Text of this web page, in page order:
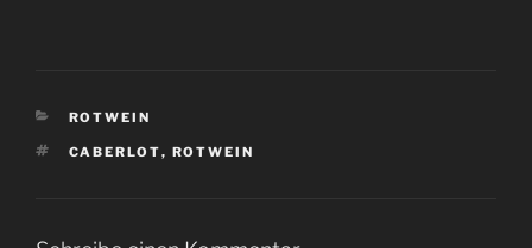
KATEGORIEN
ROTWEIN
SCHLAGWÖRTER
CABERLOT, ROTWEIN